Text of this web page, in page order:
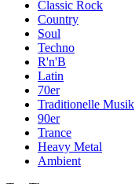
Classic Rock
Country
Soul
Techno
R'n'B
Latin
70er
Traditionelle Musik
90er
Trance
Heavy Metal
Ambient